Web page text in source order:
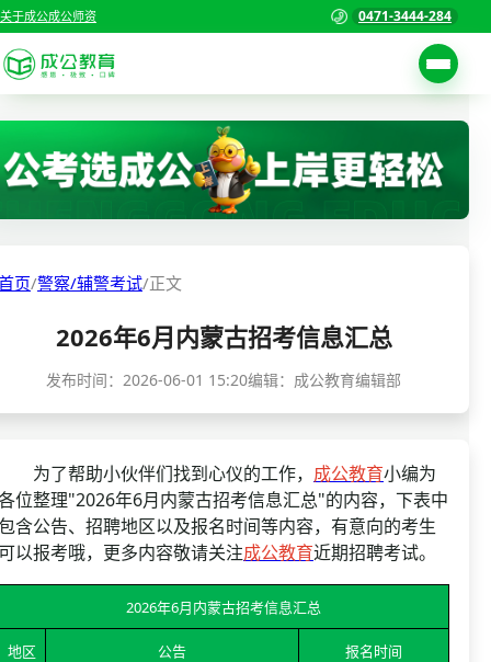
关于成公成公师资 0471-3444-284
考试公告
职位表
准考证打印
考试政策
成绩查询
资格复审
面试补录
历年真题
首页
国家公务员考试
警察/辅警考试
教师资格/教师编制
国企/银行考试
页/警察/辅警考试/正文
2026年6月内蒙古招考信息汇总
发布时间： 2026-06-01 15:20编辑：成公教育编辑部
了帮助小伙伴们找到心仪的工作， 成公教育小编为
位整理"2026年6月内蒙古招考信息汇总"的内容，下表中
含公告、招聘地区以及报名时间等内容，有意向的考生
以报考哦，更多内容敬请关注成公教育近期招聘考试。
2026年6月内蒙古招考信息汇总
地区 公告 报名时间